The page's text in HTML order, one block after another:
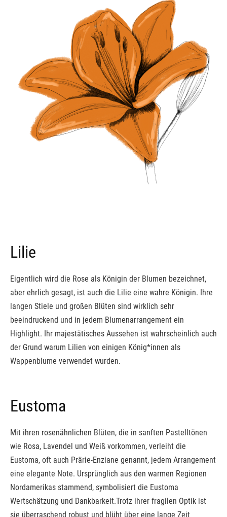
Lilie
Eigentlich wird die Rose als Königin der Blumen bezeichnet,
aber ehrlich gesagt, ist auch die Lilie eine wahre Königin. Ihre
langen Stiele und großen Blüten sind wirklich sehr
beeindruckend und in jedem Blumenarrangement ein
Highlight. Ihr majestätisches Aussehen ist wahrscheinlich auch
der Grund warum Lilien von einigen König*innen als
Wappenblume verwendet wurden.
Eustoma
Mit ihren rosenähnlichen Blüten, die in sanften Pastelltönen
wie Rosa, Lavendel und Weiß vorkommen, verleiht die
Eustoma, oft auch Prärie-Enziane genannt, jedem Arrangement
eine elegante Note. Ursprünglich aus den warmen Regionen
Nordamerikas stammend, symbolisiert die Eustoma
Wertschätzung und Dankbarkeit.Trotz ihrer fragilen Optik ist
sie überraschend robust und blüht über eine lange Zeit